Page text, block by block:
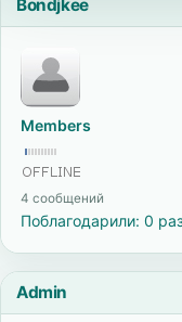
Bondjkee
Members
4 сообщений
Поблагодарили: 0
Admin